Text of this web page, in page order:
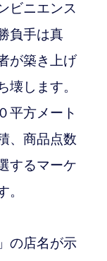
ビニエンス
負手は真
が築き上げ
壊します。
平方メート
、商品点数
するマーケ
。
の店名が示